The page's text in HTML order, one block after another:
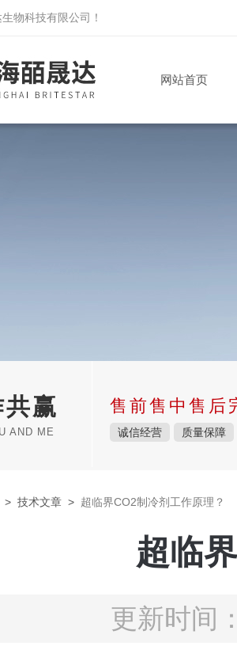
生物科技有限公司 ！
网站首页
赢
AND ME
售前售中售后
诚信经营 质量保障
> 技术文章 > 超临界CO2制冷剂工作原理？
超临
更新时间